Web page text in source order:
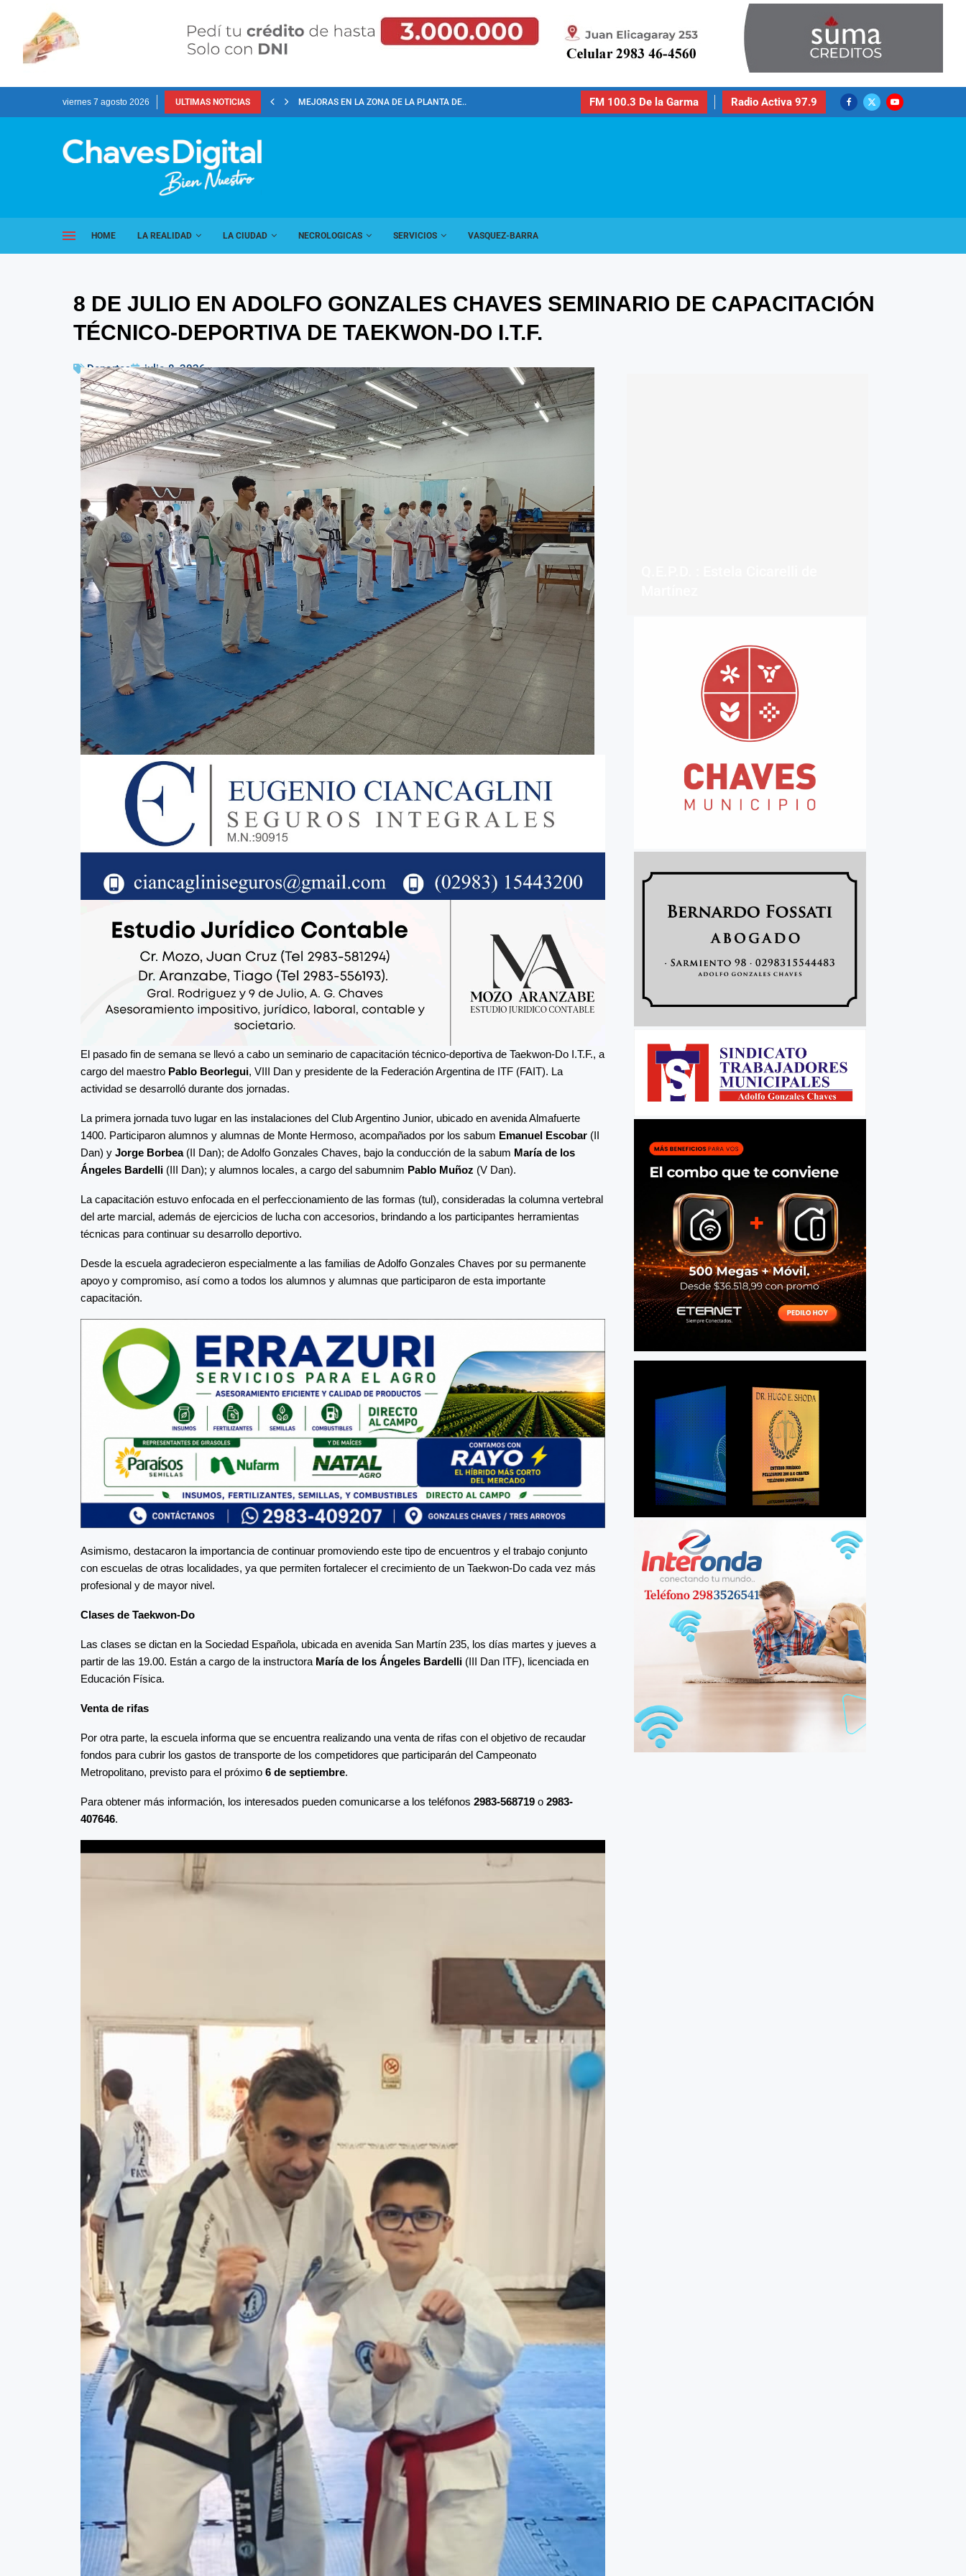
viernes 7 agosto 2026 ULTIMAS NOTICIAS MEJORAS EN LA ZONA DE LA PLANTA DE... FM 100.3 De la Garma Radio Activa 97.9
HOME LA REALIDAD LA CIUDAD NECROLOGICAS SERVICIOS VASQUEZ-BARRA
8 DE JULIO EN ADOLFO GONZALES CHAVES SEMINARIO DE CAPACITACIÓN
TÉCNICO-DEPORTIVA DE TAEKWON-DO I.T.F.
Deportes julio 8, 2026
El pasado fin de semana se llevó a cabo un seminario de capacitación técnico-deportiva de Taekwon-Do I.T.F., a
cargo del maestro Pablo Beorlegui, VIII Dan y presidente de la Federación Argentina de ITF (FAIT). La
actividad se desarrolló durante dos jornadas.
La primera jornada tuvo lugar en las instalaciones del Club Argentino Junior, ubicado en avenida Almafuerte
1400. Participaron alumnos y alumnas de Monte Hermoso, acompañados por los sabum Emanuel Escobar (II
Dan) y Jorge Borbea(II Dan); de Adolfo Gonzales Chaves, bajo la conducción de la sabum María de los
Ángeles Bardelli (III Dan); y alumnos locales, a cargo del sabumnim Pablo Muñoz (V Dan).
La capacitación estuvo enfocada en el perfeccionamiento de las formas (tul), consideradas la columna vertebral
del arte marcial, además de ejercicios de lucha con accesorios, brindando a los participantes herramientas
técnicas para continuar su desarrollo deportivo.
Desde la escuela agradecieron especialmente a las familias de Adolfo Gonzales Chaves por su permanente
apoyo y compromiso, así como a todos los alumnos y alumnas que participaron de esta importante
capacitación.
Asimismo, destacaron la importancia de continuar promoviendo este tipo de encuentros y el trabajo conjunto
con escuelas de otras localidades, ya que permiten fortalecer el crecimiento de un Taekwon-Do cada vez más
profesional y de mayor nivel.
Clases de Taekwon-Do
Las clases se dictan en la Sociedad Española, ubicada en avenida San Martín 235, los días martes y jueves a
partir de las 19.00. Están a cargo de la instructora María de los Ángeles Bardelli (III Dan ITF), licenciada en
Educación Física.
Venta de rifas
Por otra parte, la escuela informa que se encuentra realizando una venta de rifas con el objetivo de recaudar
fondos para cubrir los gastos de transporte de los competidores que participarán del Campeonato
Metropolitano, previsto para el próximo 6 de septiembre.
Para obtener más información, los interesados pueden comunicarse a los teléfonos 2983-568719 o 2983-
407646.